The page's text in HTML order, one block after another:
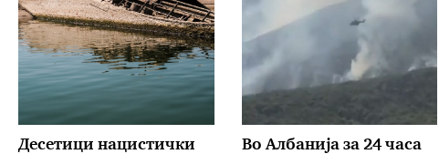
Десетици нацистички
Во Албанија за 24 часа